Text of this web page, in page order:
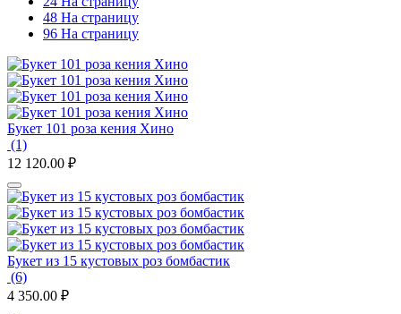
48 На страницу
96 На страницу
Букет 101 роза кения Хино
(1)
12 120.00 ₽
Букет из 15 кустовых роз бомбастик
(6)
4 350.00 ₽